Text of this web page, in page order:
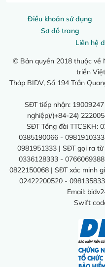
Điều khoản sử dụng
Sơ đồ trang
Liên hệ
© Bản quyền 2018 thuộc về
triển
Tháp BIDV, Số 194 Trần
SĐT tiếp nhận:
nghiệp)/(+84-24)
SĐT Tổng đài TTCSKH:
0385190066 -
0981951333 | SĐT gọi ra
0336128333 -
0822150068 | SĐT xác minh
02422200520 -
Email:
Swift